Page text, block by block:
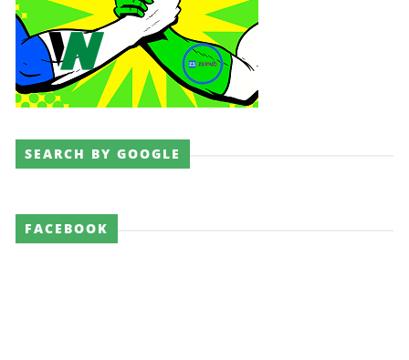
SEARCH BY GOOGLE
FACEBOOK